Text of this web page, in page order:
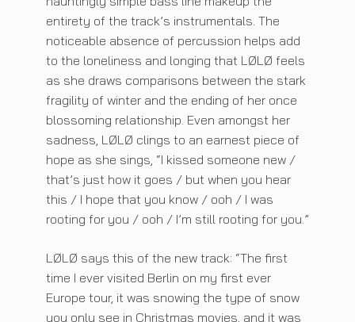
entirety of the track’s instrumentals. The
noticeable absence of percussion helps add
to the loneliness and longing that LØLØ feels
as she draws comparisons between the stark
fragility of winter and the ending of her once
blossoming relationship. Even amongst her
sadness, LØLØ clings to an earnest piece of
hope as she sings, “I kissed someone new /
that’s just how it goes / but when you hear
this / I hope that you know / ooh / I was
rooting for you / ooh / I’m still rooting for you.”
LØLØ says this of the new track: “The first
time I ever visited Berlin on my first ever
Europe tour, it was snowing the type of snow
you only see in Christmas movies, and it was